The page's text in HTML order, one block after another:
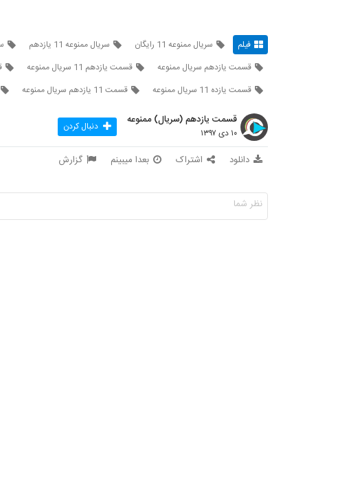
فیلم سریال ممنوعه 11 رایگان سریال ممنوعه 11 یازدهم
قسمت یازدهم سریال ممنوعه
قسمت یازدهم 11 سریال ممنوعه
قسمت یازده 11 سریال ممنوعه
قسمت 11 یازدهم سریال ممنوعه
قسمت یازدهم (سریال) ممنوعه
۱۰ دی ۱۳۹۷ دنبال کردن
دانلود اشتراک بعدا میبینم گزارش